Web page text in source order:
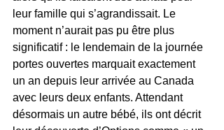
leur famille qui s’agrandissait. Le
moment n’aurait pas pu être plus
significatif : le lendemain de la journée
portes ouvertes marquait exactement
un an depuis leur arrivée au Canada
avec leurs deux enfants. Attendant
désormais un autre bébé, ils ont décrit